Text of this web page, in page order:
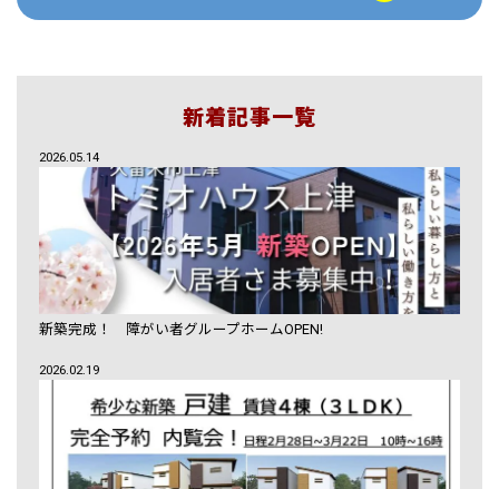
新着記事一覧
2026.05.14
新築完成！ 障がい者グループホームOPEN!
2026.02.19